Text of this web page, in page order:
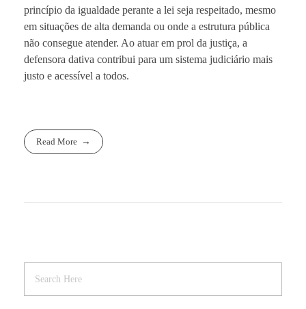
princípio da igualdade perante a lei seja respeitado, mesmo
em situações de alta demanda ou onde a estrutura pública
não consegue atender. Ao atuar em prol da justiça, a
defensora dativa contribui para um sistema judiciário mais
justo e acessível a todos.
Read More